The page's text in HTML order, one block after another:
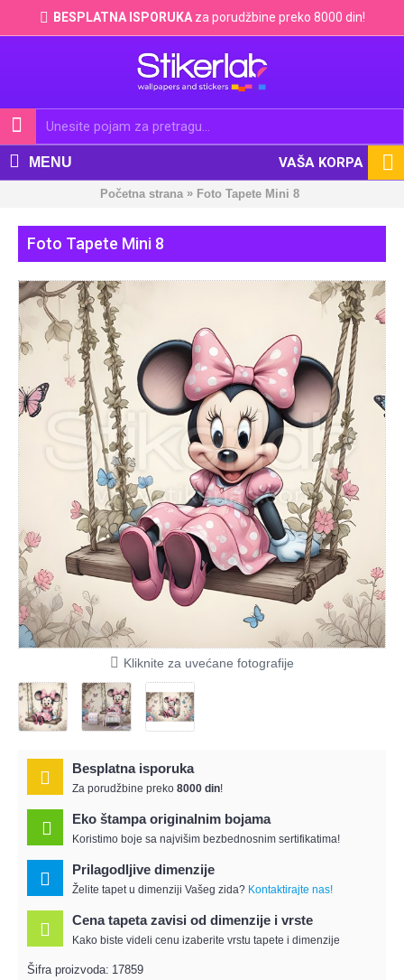
BESPLATNA ISPORUKA za porudžbine preko 8000 din!
VAŠA KORPA
MENU
Početna strana » Foto Tapete Mini 8
Foto Tapete Mini 8
Kliknite za uvećane fotografije
Besplatna isporuka
Za porudžbine preko 8000 din!
Eko štampa originalnim bojama
Koristimo boje sa najvišim bezbednosnim sertifikatima!
Prilagodljive dimenzije
Želite tapet u dimenziji Vašeg zida? Kontaktirajte nas!
Cena tapeta zavisi od dimenzije i vrste
Kako biste videli cenu izaberite vrstu tapete i dimenzije
Šifra proizvoda: 17859